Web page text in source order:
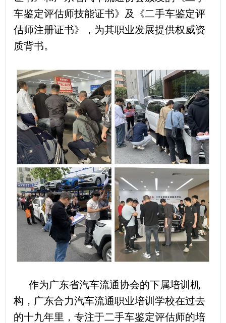
车鉴定评估师技能证书》及《二手车鉴定评
估师注册证书》，为其职业发展提供权威资
质背书。
作为广东省汽车流通协会的下属培训机
构，广东合力汽车流通职业培训学校在过去
的十九年里，专注于二手车鉴定评估师的培